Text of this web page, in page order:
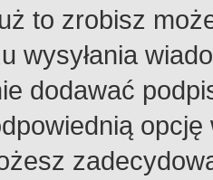
to zrobisz
wysyłania
dodawać